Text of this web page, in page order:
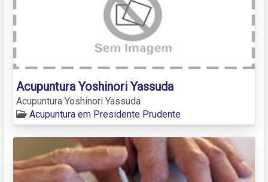
Acupuntura Yoshinori Yassuda
Acupuntura Yoshinori Yassuda
Acupuntura em Presidente Prudente